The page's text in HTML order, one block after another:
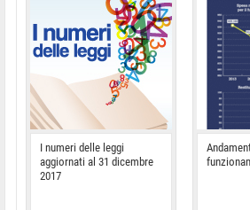
I numeri delle leggi
aggiornati al 31 dicembre
2017